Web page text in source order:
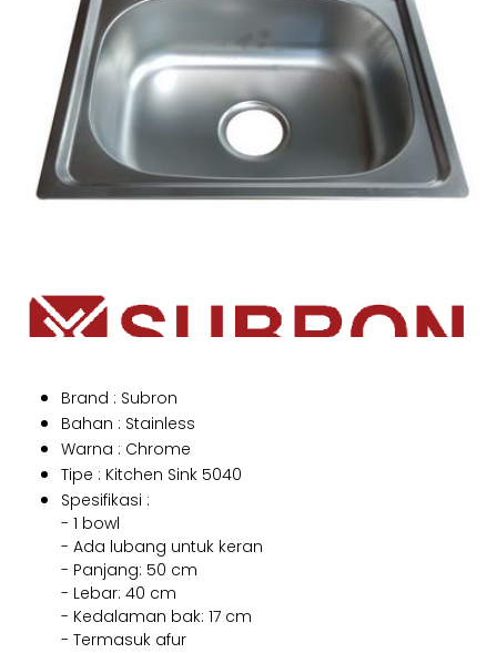
Brand : Subron
Bahan : Stainless
Warna : Chrome
Tipe : Kitchen Sink 5040
Spesifikasi :
- 1 bowl
- Ada lubang untuk keran
- Panjang: 50 cm
- Lebar: 40 cm
- Kedalaman bak: 17 cm
- Termasuk afur